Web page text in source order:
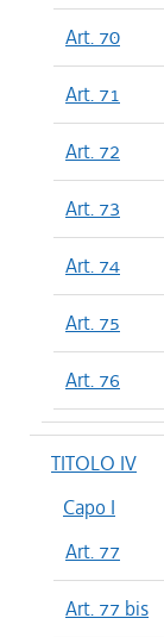
Art. 70
Art. 71
Art. 72
Art. 73
Art. 74
Art. 75
Art. 76
TITOLO IV
Capo I
Art. 77
Art. 77 bis